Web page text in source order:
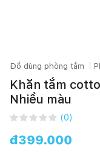
Đồ dùng phòng tắm
Khăn tắm
Nhiều màu
(0)
đ399.000